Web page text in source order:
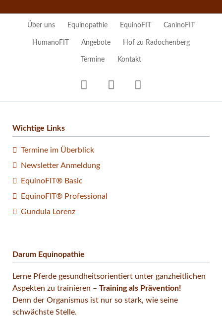
Navigation
Über uns Equinopathie EquinoFIT CaninoFIT
HumanoFIT Angebote Hof zu Radochenberg
Termine Kontakt
Wichtige Links
Termine im Überblick
Newsletter Anmeldung
EquinoFIT® Basic
EquinoFIT® Professional
Gundula Lorenz
Darum Equinopathie
Lerne Pferde gesund­heits­orientiert unter ganz­heitlichen
Aspekten zu trainieren – Training als Prävention!
Denn der Organismus ist nur so stark, wie seine
schwächste Stelle.